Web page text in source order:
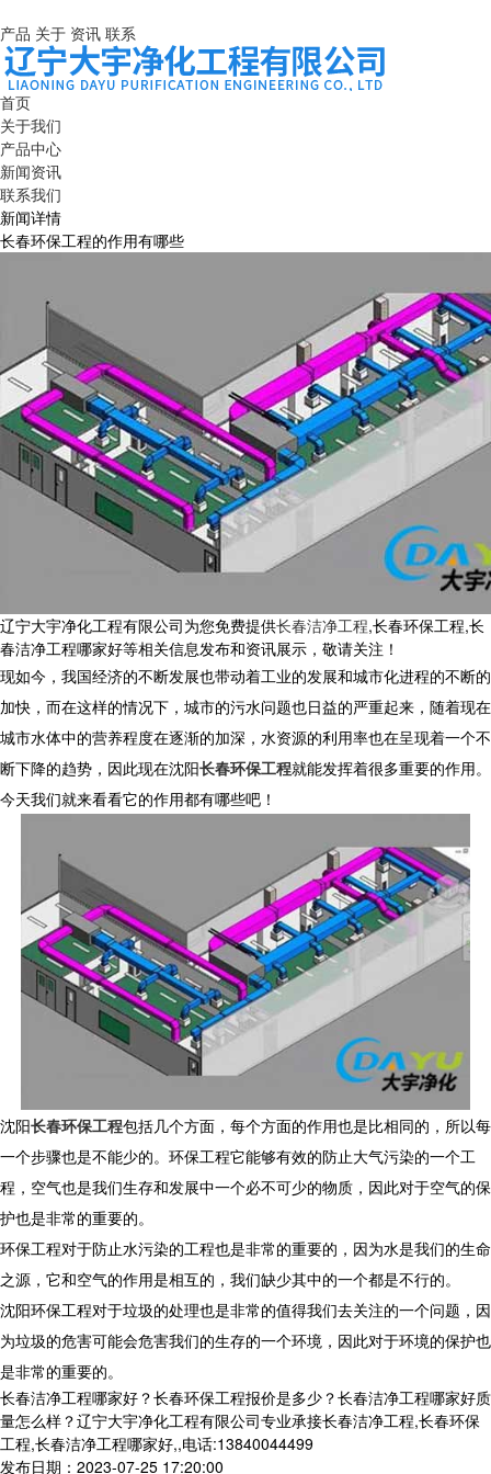
产品 关于 资讯 联系
首页
关于我们
产品中心
新闻资讯
联系我们
新闻详情
长春环保工程的作用有哪些
辽宁大宇净化工程有限公司为您免费提供长春洁净工程,长春环保工程,长
春洁净工程哪家好等相关信息发布和资讯展示，敬请关注！
现如今，我国经济的不断发展也带动着工业的发展和城市化进程的不断的
加快，而在这样的情况下，城市的污水问题也日益的严重起来，随着现在
城市水体中的营养程度在逐渐的加深，水资源的利用率也在呈现着一个不
断下降的趋势，因此现在沈阳长春环保工程就能发挥着很多重要的作用。
今天我们就来看看它的作用都有哪些吧！
沈阳长春环保工程包括几个方面，每个方面的作用也是比相同的，所以每
一个步骤也是不能少的。环保工程它能够有效的防止大气污染的一个工
程，空气也是我们生存和发展中一个必不可少的物质，因此对于空气的保
护也是非常的重要的。
环保工程对于防止水污染的工程也是非常的重要的，因为水是我们的生命
之源，它和空气的作用是相互的，我们缺少其中的一个都是不行的。
沈阳环保工程对于垃圾的处理也是非常的值得我们去关注的一个问题，因
为垃圾的危害可能会危害我们的生存的一个环境，因此对于环境的保护也
是非常的重要的。
长春洁净工程哪家好？长春环保工程报价是多少？长春洁净工程哪家好质
量怎么样？辽宁大宇净化工程有限公司专业承接长春洁净工程,长春环保
工程,长春洁净工程哪家好,,电话:13840044499
发布日期：2023-07-25 17:20:00